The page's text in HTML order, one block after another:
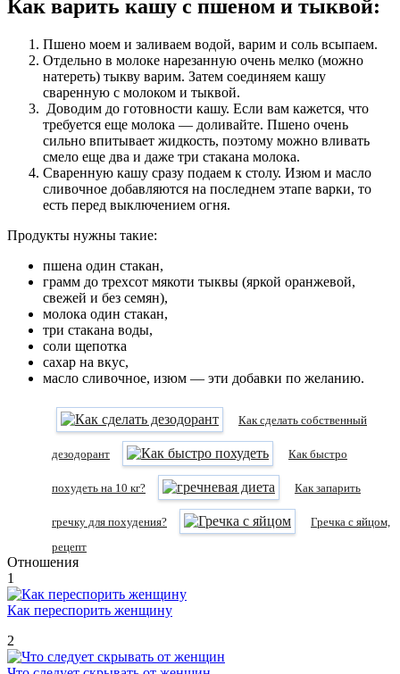
Как варить кашу с пшеном и тыквой:
Пшено моем и заливаем водой, варим и соль всыпаем.
Отдельно в молоке нарезанную очень мелко (можно
натереть) тыкву варим. Затем соединяем кашу
сваренную с молоком и тыквой.
Доводим до готовности кашу. Если вам кажется, что
требуется еще молока — доливайте. Пшено очень
сильно впитывает жидкость, поэтому можно вливать
смело еще два и даже три стакана молока.
Сваренную кашу сразу подаем к столу. Изюм и масло
сливочное добавляются на последнем этапе варки, то
есть перед выключением огня.
Продукты нужны такие:
пшена один стакан,
грамм до трехсот мякоти тыквы (яркой оранжевой,
свежей и без семян),
молока один стакан,
три стакана воды,
соли щепотка
сахар на вкус,
масло сливочное, изюм — эти добавки по желанию.
Как сделать собственный
дезодорант Как быстро
похудеть на 10 кг? Как запарить
гречку для похудения?
Гречка с яйцом,
рецепт
Отношения
1
Как переспорить женщину
2